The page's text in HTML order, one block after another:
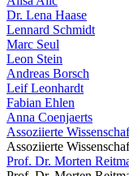
Dr. Lena Haase
Lennard Schmidt
Marc Seul
Leon Stein
Andreas Borsch
Leif Leonhardt
Fabian Ehlen
Anna Coenjaerts
Assoziierte
Assoziierte
Prof. Dr. Morten